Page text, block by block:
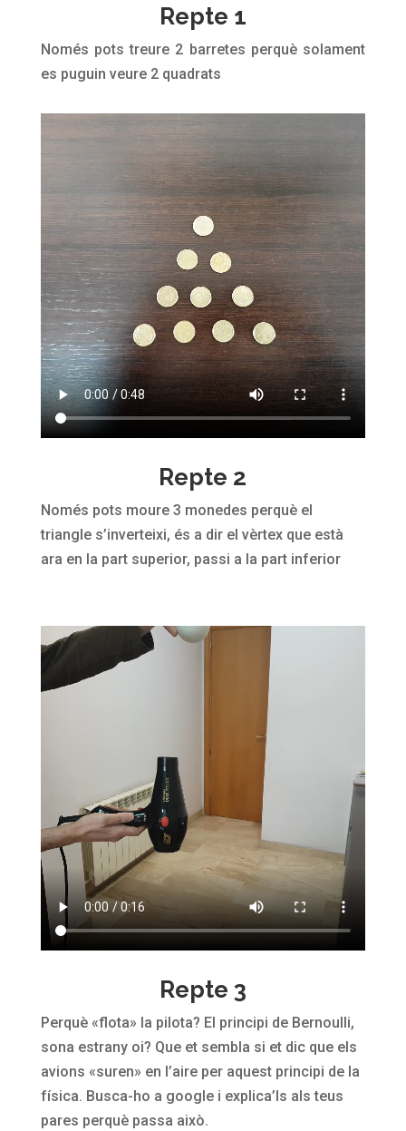
Repte 1
Només pots treure 2 barretes perquè solament
es puguin veure 2 quadrats
Repte 2
Només pots moure 3 monedes perquè el
triangle s’inverteixi, és a dir el vèrtex que està
ara en la part superior, passi a la part inferior
Repte 3
Perquè «flota» la pilota? El principi de Bernoulli,
sona estrany oi? Que et sembla si et dic que els
avions «suren» en l’aire per aquest principi de la
física. Busca-ho a google i explica’ls als teus
pares perquè passa això.